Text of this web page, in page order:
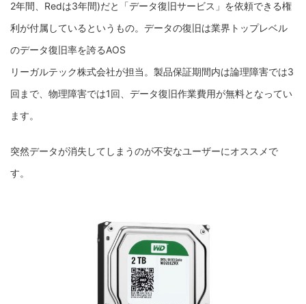
2年間、Redは3年間)だと「データ復旧サービス」を依頼できる権
利が付属しているというもの。データの復旧は業界トップレベル
のデータ復旧率を誇るAOS
リーガルテック株式会社が担当。製品保証期間内は論理障害では3
回まで、物理障害では1回、データ復旧作業費用が無料となってい
ます。
突然データが消失してしまうのが不安なユーザーにオススメで
す。